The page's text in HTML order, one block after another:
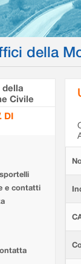
della
Civile
DI
e contatti